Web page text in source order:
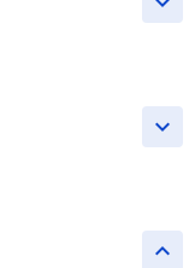
keyboard_arrow_down
keyboard_arrow_up